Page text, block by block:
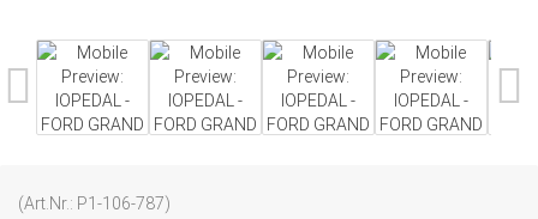
(Art.Nr.: P1-106-787)